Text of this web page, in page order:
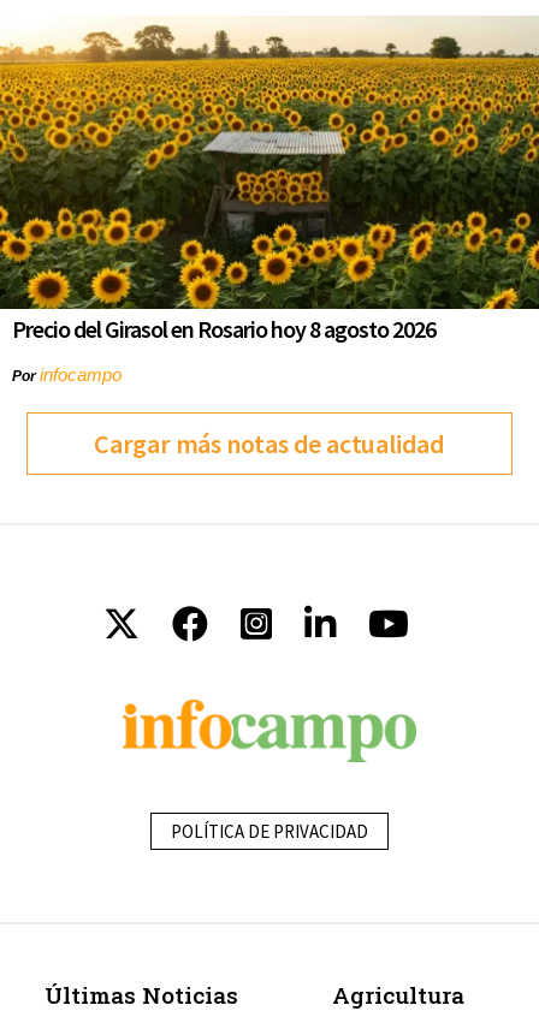
Precio del Girasol en Rosario hoy 8 agosto 2026
Porinfocampo
Cargar más notas de actualidad
POLÍTICA DE PRIVACIDAD
Últimas Noticias
Agricultura